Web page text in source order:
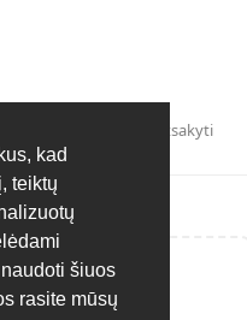
kad
teiktų
šiuos
rasite mūsų
Atsakyti